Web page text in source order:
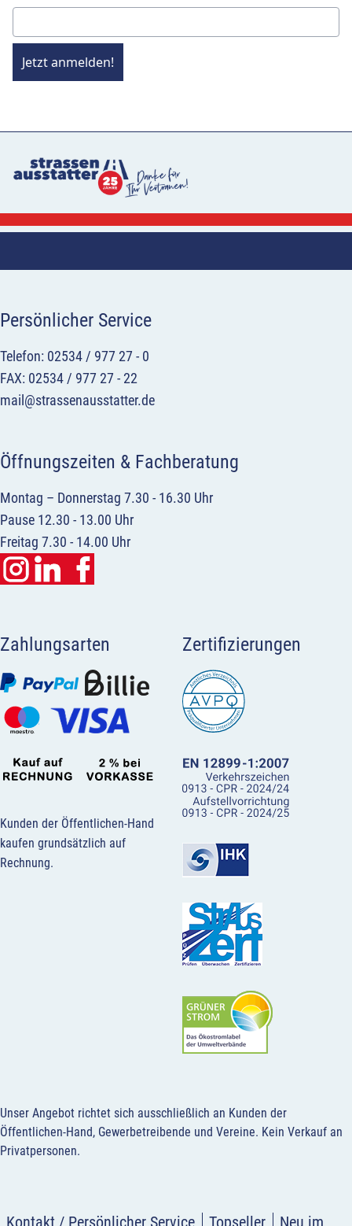
Jetzt anmelden!
Persönlicher Service
Telefon: 02534 / 977 27 - 0
FAX: 02534 / 977 27 - 22
mail@strassenausstatter.de
Öffnungszeiten & Fachberatung
Montag – Donnerstag 7.30 - 16.30 Uhr
Pause 12.30 - 13.00 Uhr
Freitag 7.30 - 14.00 Uhr
Zahlungsarten
Kunden der Öffentlichen-Hand
kaufen grundsätzlich auf
Rechnung.
Zertifizierungen
Unser Angebot richtet sich ausschließlich an Kunden der
Öffentlichen-Hand, Gewerbetreibende und Vereine. Kein Verkauf an
Privatpersonen.